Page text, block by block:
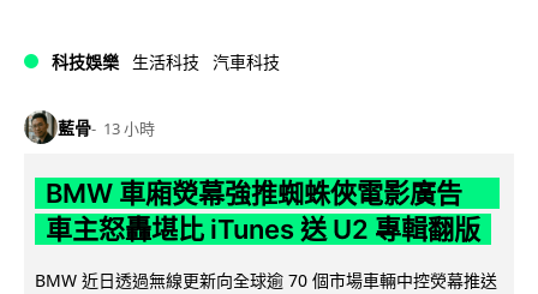
科技娛樂 生活科技 汽車科技
藍骨 13 小時
BMW 車廂熒幕強推蜘蛛俠電影廣告
車主怒轟堪比 iTunes 送 U2 專輯翻版
BMW 近日透過無線更新向全球逾 70 個市場車輛中控熒幕推送